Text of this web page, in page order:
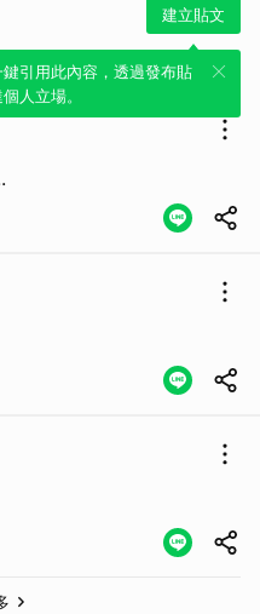
建立貼文
引用此內容，透過發布貼
人立場。